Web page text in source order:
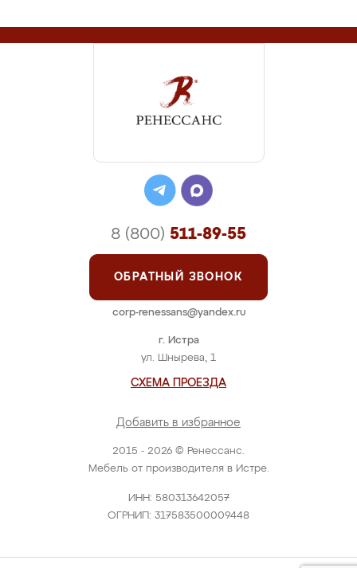
2015 - 2026 © Ренессанс.
Мебель от производителя в Истре.
ИНН: 580313642057
ОГРНИП: 317583500009448
г. Истра
ул. Шнырева, 1
СХЕМА ПРОЕЗДА
Добавить в избранное
8 (800) 511-89-55
ОБРАТНЫЙ ЗВОНОК
corp-renessans@yandex.ru